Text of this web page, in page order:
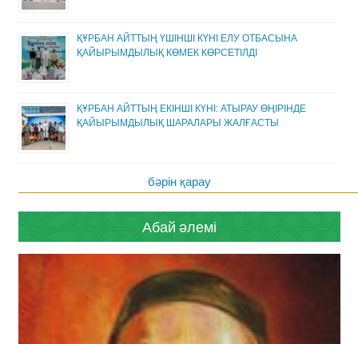
ҚҰРБАН АЙТТЫҢ ҮШІНШІ КҮНІ ЕЛУ ОТБАСЫНА
ҚАЙЫРЫМДЫЛЫҚ КӨМЕК КӨРСЕТІЛДІ
ҚҰРБАН АЙТТЫҢ ЕКІНШІ КҮНІ: АТЫРАУ ӨҢІРІНДЕ
ҚАЙЫРЫМДЫЛЫҚ ШАРАЛАРЫ ЖАЛҒАСТЫ
бәрін қарау
Абай әлемі